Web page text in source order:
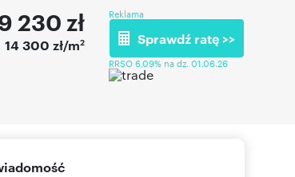
230 zł
14 300 zł/m2
Reklama
Sprawdź ratę >>
RRSO 6,09% na dz. 01.06.26